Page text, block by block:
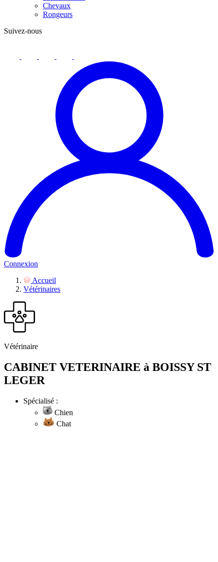
Chevaux
Rongeurs
Suivez-nous
Connexion
Accueil
Vétérinaires
Vétérinaire
CABINET VETERINAIRE à BOISSY ST
LEGER
Spécialisé :
Chien
Chat